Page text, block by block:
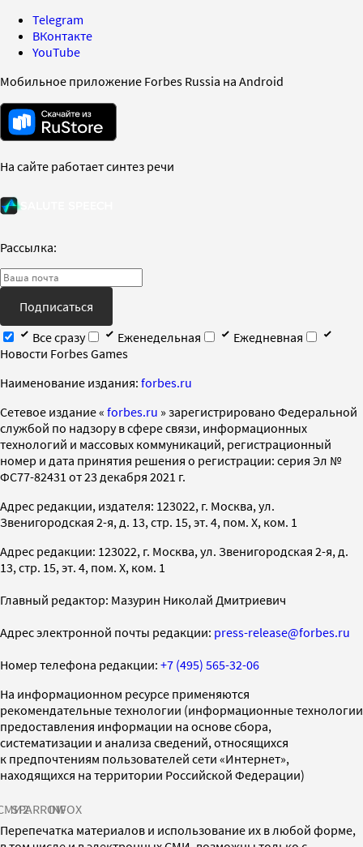
Telegram
ВКонтакте
YouTube
Мобильное приложение Forbes Russia на Android
На сайте работает синтез речи
Рассылка:
Подписаться
Все сразу
Еженедельная
Ежедневная
Новости Forbes Games
Наименование издания: forbes.ru
Cетевое издание « forbes.ru » зарегистрировано Федеральной
службой по надзору в сфере связи, информационных
технологий и массовых коммуникаций, регистрационный
номер и дата принятия решения о регистрации: серия Эл №
ФС77-82431 от 23 декабря 2021 г.
Адрес редакции, издателя: 123022, г. Москва, ул.
Звенигородская 2-я, д. 13, стр. 15, эт. 4, пом. X, ком. 1
Адрес редакции: 123022, г. Москва, ул. Звенигородская 2-я, д.
13, стр. 15, эт. 4, пом. X, ком. 1
Главный редактор: Мазурин Николай Дмитриевич
Адрес электронной почты редакции: press-release@forbes.ru
Номер телефона редакции: +7 (495) 565-32-06
На информационном ресурсе применяются
рекомендательные технологии (информационные технологии
предоставления информации на основе сбора,
систематизации и анализа сведений, относящихся
к предпочтениям пользователей сети «Интернет»,
находящихся на территории Российской Федерации)
SPARROWINFOX
Перепечатка материалов и использование их в любой форме,